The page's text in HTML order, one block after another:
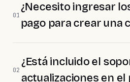
01
¿Necesito ingresar
pago para crear una
02
¿Está incluido el
actualizaciones en el